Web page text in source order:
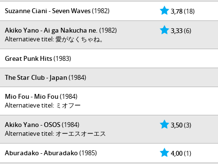
3,78(18)
Suzanne Ciani - Seven Waves(1982)
3,33(6)
Akiko Yano - Ai ga Nakucha ne. (1982)
Alternatieve titel: 愛がなくちゃね。
Great Punk Hits(1983)
The Star Club - Japan(1984)
Mio Fou - Mio Fou(1984)
Alternatieve titel: ミオフー
3,50(3)
Akiko Yano - OSOS(1984)
Alternatieve titel: オーエスオーエス
4,00(1)
Aburadako - Aburadako(1985)